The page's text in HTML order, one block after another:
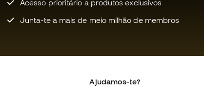
Acesso prioritário a produtos exclusivos
Junta-te a mais de meio milhão de membros
Ajudamos-te?